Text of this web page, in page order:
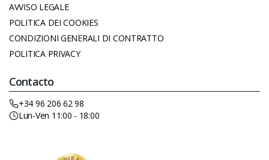
AVVISO LEGALE
POLITICA DEI COOKIES
CONDIZIONI GENERALI DI CONTRATTO
POLITICA PRIVACY
Contacto
+34 96 206 62 98
Lun-Ven 11:00 - 18:00